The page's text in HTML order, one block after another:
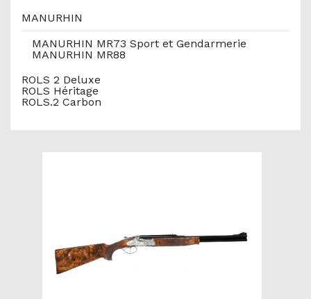
MANURHIN
MANURHIN MR73 Sport et Gendarmerie
MANURHIN MR88
ROLS 2 Deluxe
ROLS Héritage
ROLS.2 Carbon